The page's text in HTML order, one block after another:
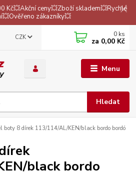
Kč💥Akční ceny💥Zboží skladem💥Rychlé
zákazníky💥
Menu
CZK
Hledat
0 ks
za 0,00 Kč
boty 8 dírek 113/114/AL/KEN/black bordo bordó
black bordo